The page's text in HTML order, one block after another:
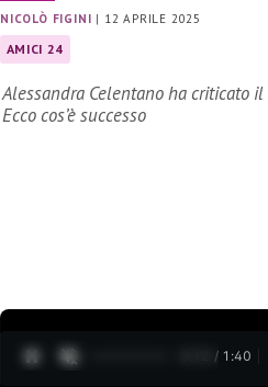
NICOLÒ FIGINI | 12 APRILE 2025
AMICI 24
Alessandra Celentano ha criticato
Ecco cos’è successo
0:14 / 1:40